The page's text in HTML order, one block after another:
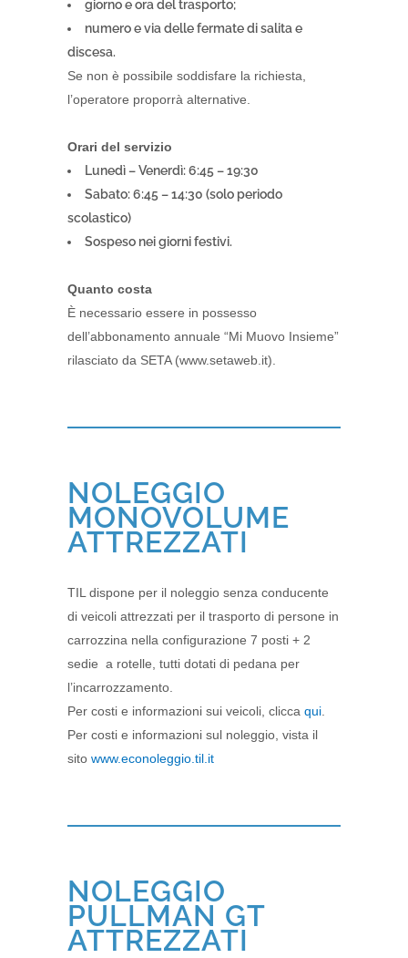
giorno e ora del trasporto;
numero e via delle fermate di salita e
discesa.
Se non è possibile soddisfare la richiesta,
l’operatore proporrà alternative.
Orari del servizio
Lunedì – Venerdì: 6:45 – 19:30
Sabato: 6:45 – 14:30 (solo periodo
scolastico)
Sospeso nei giorni festivi.
Quanto costa
È necessario essere in possesso
dell’abbonamento annuale “Mi Muovo Insieme”
rilasciato da SETA (www.setaweb.it).
NOLEGGIO
MONOVOLUME
ATTREZZATI
TIL dispone per il noleggio senza conducente
di veicoli attrezzati per il trasporto di persone in
carrozzina nella configurazione 7 posti + 2
sedie a rotelle, tutti dotati di pedana per
l’incarrozzamento.
Per costi e informazioni sui veicoli, clicca qui
Per costi e informazioni sul noleggio, vista il
sito www.econoleggio.til.it
NOLEGGIO
PULLMAN GT
ATTREZZATI